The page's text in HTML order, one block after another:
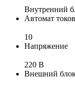
Внутренний
Автомат
10
Напряжение
220 В
Внешний